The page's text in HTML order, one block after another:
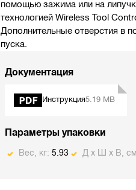
помощью зажима или на
технологией Wireless Tool
Дополнительные отверстия в
пуска.
Документация
Инструкция5.19 MB
Параметры упаковки
Вес, кг: 5.93 Д х Ш х В,